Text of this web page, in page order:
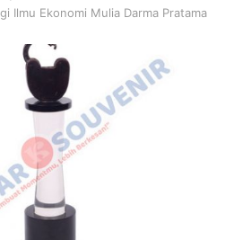
Ilmu Ekonomi Mulia Darma Pratama